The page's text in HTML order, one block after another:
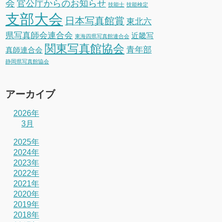
会 官公庁からのお知らせ 技能士 技能検定
支部大会 日本写真館賞 東北六
県写真師会連合会 東海四県写真館連合会 近畿写
真師連合会 関東写真館協会 青年部
静岡県写真館協会
アーカイブ
2026年
3月
2025年
2024年
2023年
2022年
2021年
2020年
2019年
2018年